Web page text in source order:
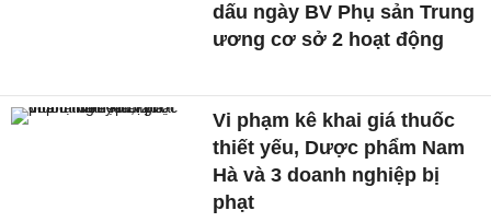
dấu ngày BV Phụ sản Trung
ương cơ sở 2 hoạt động
Vi phạm kê khai giá thuốc
thiết yếu, Dược phẩm Nam
Hà và 3 doanh nghiệp bị
phạt